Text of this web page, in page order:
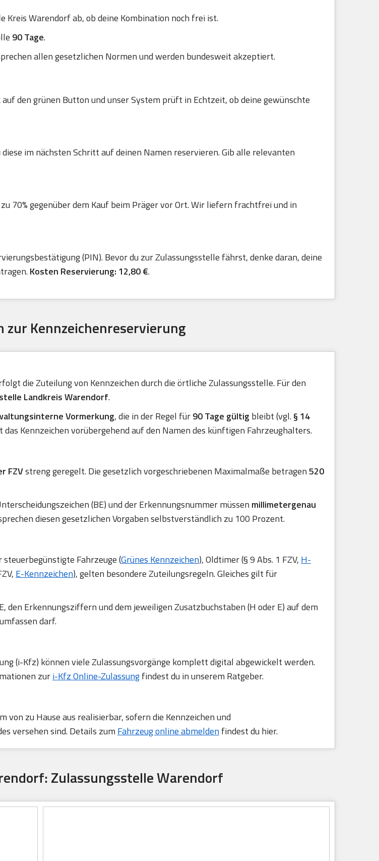
Kreis Warendorf ab, ob deine Kombination noch frei ist.
90 Tage.
allen gesetzlichen Normen und werden bundesweit akzeptiert.
den grünen Button und unser System prüft in Echtzeit, ob deine gewünschte
im nächsten Schritt auf deinen Namen reservieren. Gib alle relevanten
70% gegenüber dem Kauf beim Präger vor Ort. Wir liefern frachtfrei und in
(PIN). Bevor du zur Zulassungsstelle fährst, denke daran, deine
Kosten Reservierung: 12,80 €.
zur Kennzeichenreservierung
die Zuteilung von Kennzeichen durch die örtliche Zulassungsstelle. Für den
Landkreis Warendorf.
Vormerkung, die in der Regel für90 Tage gültig bleibt (vgl.§ 14
Kennzeichen vorübergehend auf den Namen des künftigen Fahrzeughalters.
FZVstreng geregelt. Die gesetzlich vorgeschriebenen Maximalmaße betragen520
(BE) und der Erkennungsnummer müssen millimetergenau
diesen gesetzlichen Vorgaben selbstverständlich zu 100 Prozent.
Fahrzeuge (Grünes Kennzeichen), Oldtimer (§ 9 Abs. 1 FZV, H-
E-Kennzeichen), gelten besondere Zuteilungsregeln. Gleiches gilt für
den Erkennungsziffern und dem jeweiligen Zusatzbuchstaben (H oder E) auf dem
umfassen darf.
(i-Kfz) können viele Zulassungsvorgänge komplett digital abgewickelt werden.
zuri-Kfz Online-Zulassungfindest du in unserem Ratgeber.
von zu Hause aus realisierbar, sofern die Kennzeichen und
versehen sind. Details zum Fahrzeug online abmeldenfindest du hier.
Zulassungsstelle Warendorf